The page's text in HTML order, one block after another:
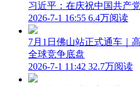
习近平：在庆祝中国共产
2026-7-1 16:55 6.4万阅读
7月1日佛山站正式通车｜
全球竞争底盘
2026-7-1 11:42 32.7万阅读